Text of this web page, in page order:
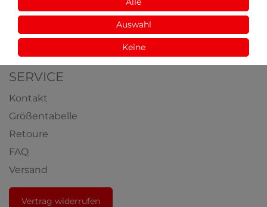
Videos
Auszeichnungen
SERVICE
Kontakt
Größentabelle
Retoure
FAQ
Versand
Vertrag widerrufen
Auswahl
Keine